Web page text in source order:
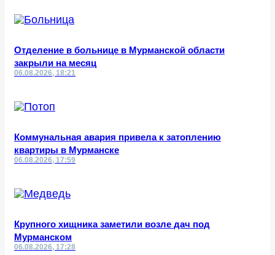
Отделение в больнице в Мурманской области
закрыли на месяц
06.08.2026, 18:21
Коммунальная авария привела к затоплению
квартиры в Мурманске
06.08.2026, 17:59
Крупного хищника заметили возле дач под
Мурманском
06.08.2026, 17:28